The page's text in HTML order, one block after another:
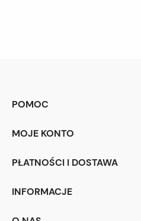
POMOC
MOJE KONTO
PŁATNOŚCI I DOSTAWA
INFORMACJE